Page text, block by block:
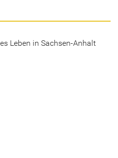
Leben in Sachsen-Anhalt